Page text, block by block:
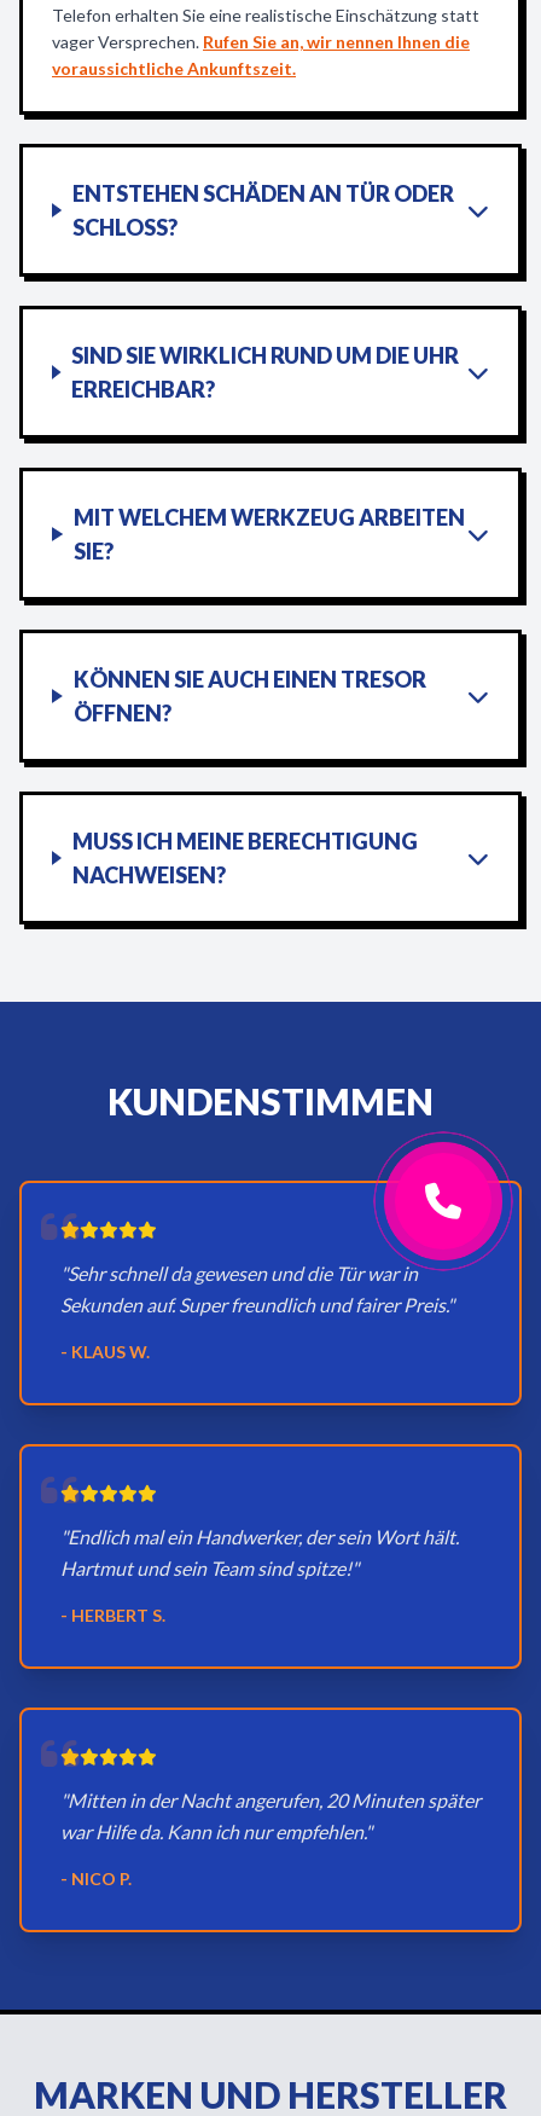
Telefon erhalten Sie eine realistische Einschätzung statt
vager Versprechen. Rufen Sie an, wir nennen Ihnen die
voraussichtliche Ankunftszeit.
ENTSTEHEN SCHÄDEN AN TÜR ODER
SCHLOSS?
SIND SIE WIRKLICH RUND UM DIE UHR
ERREICHBAR?
MIT WELCHEM WERKZEUG ARBEITEN
SIE?
KÖNNEN SIE AUCH EINEN TRESOR
ÖFFNEN?
MUSS ICH MEINE BERECHTIGUNG
NACHWEISEN?
KUNDENSTIMMEN
"Sehr schnell da gewesen und die Tür war in
Sekunden auf. Super freundlich und fairer Preis."
- KLAUS W.
"Endlich mal ein Handwerker, der sein Wort hält.
Hartmut und sein Team sind spitze!"
- HERBERT S.
"Mitten in der Nacht angerufen, 20 Minuten später
war Hilfe da. Kann ich nur empfehlen."
- NICO P.
MARKEN UND HERSTELLER